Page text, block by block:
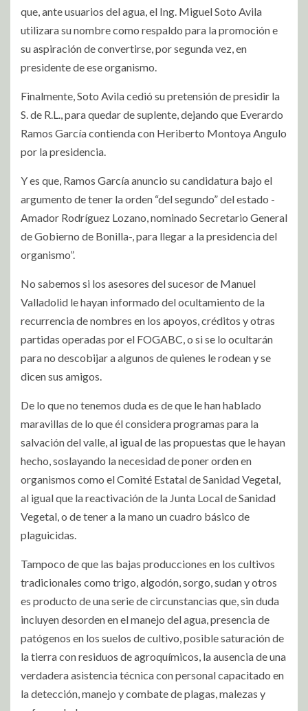
que, ante usuarios del agua, el Ing. Miguel Soto Avila
utilizara su nombre como respaldo para la promoción e
su aspiración de convertirse, por segunda vez, en
presidente de ese organismo.
Finalmente, Soto Avila cedió su pretensión de presidir la
S. de R.L., para quedar de suplente, dejando que Everardo
Ramos García contienda con Heriberto Montoya Angulo
por la presidencia.
Y es que, Ramos García anuncio su candidatura bajo el
argumento de tener la orden “del segundo” del estado -
Amador Rodríguez Lozano, nominado Secretario General
de Gobierno de Bonilla-, para llegar a la presidencia del
organismo”.
No sabemos si los asesores del sucesor de Manuel
Valladolid le hayan informado del ocultamiento de la
recurrencia de nombres en los apoyos, créditos y otras
partidas operadas por el FOGABC, o si se lo ocultarán
para no descobijar a algunos de quienes le rodean y se
dicen sus amigos.
De lo que no tenemos duda es de que le han hablado
maravillas de lo que él considera programas para la
salvación del valle, al igual de las propuestas que le hayan
hecho, soslayando la necesidad de poner orden en
organismos como el Comité Estatal de Sanidad Vegetal,
al igual que la reactivación de la Junta Local de Sanidad
Vegetal, o de tener a la mano un cuadro básico de
plaguicidas.
Tampoco de que las bajas producciones en los cultivos
tradicionales como trigo, algodón, sorgo, sudan y otros
es producto de una serie de circunstancias que, sin duda
incluyen desorden en el manejo del agua, presencia de
patógenos en los suelos de cultivo, posible saturación de
la tierra con residuos de agroquímicos, la ausencia de una
verdadera asistencia técnica con personal capacitado en
la detección, manejo y combate de plagas, malezas y